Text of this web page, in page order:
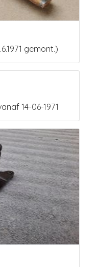
gemont.)
14-06-1971